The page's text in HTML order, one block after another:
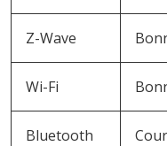
Z-Wave
Wi-Fi
Bluetooth